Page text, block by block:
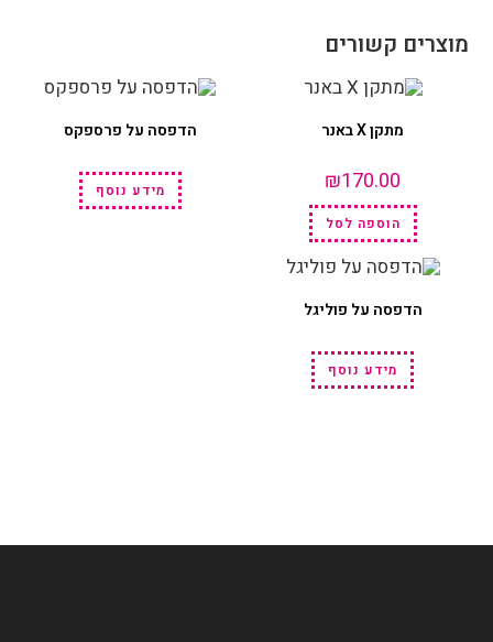
מוצרים קשורים
מתקן X באנר
₪170.00
הוספה לסל
הדפסה על פרספקס
מידע נוסף
הדפסה על פוליגל
מידע נוסף